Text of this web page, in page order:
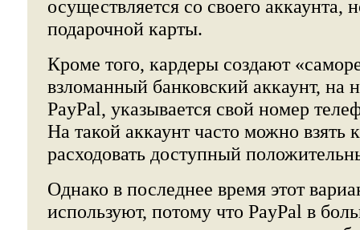
осуществляется со своего аккаунта,
подарочной карты.
Кроме того, кардеры создают
взломанный банковский аккаунт, на
PayPal, указывается свой номер
На такой аккаунт часто можно взять
расходовать доступный
Однако в последнее время этот
используют, потому что PayPal в